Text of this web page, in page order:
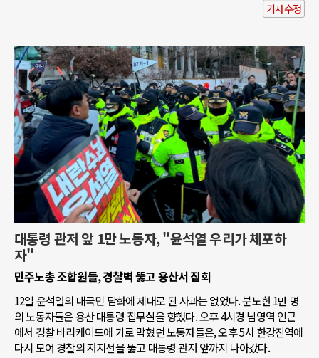
기사수정
대통령 관저 앞 1만 노동자, "윤석열 우리가 체포하
자"
민주노총 조합원들, 경찰벽 뚫고 용산서 집회
12일 윤석열의 대국민 담화에 제대로 된 사과는 없었다. 분노한 1만 명
의 노동자들은 용산 대통령 집무실을 향했다. 오후 4시경 남영역 인근
에서 경찰 바리케이드에 가로 막혔던 노동자들은, 오후 5시 한강진역에
다시 모여 경찰의 저지선을 뚫고 대통령 관저 앞까지 나아갔다.